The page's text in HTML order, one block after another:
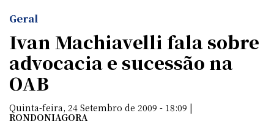
Geral
Ivan Machiavelli fala sobre
advocacia e sucessão na
OAB
Quinta-feira, 24 Setembro de 2009 - 18:09 |
RONDONIAGORA